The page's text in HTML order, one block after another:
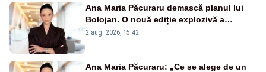
Ana Maria Păcuraru demască planul lui
Bolojan. O nouă ediție explozivă a
emisiunii „Miza Zilei” la Realitatea PLUS
2 aug. 2026, 15:42
Ana Maria Păcuraru: „Ce se alege de un